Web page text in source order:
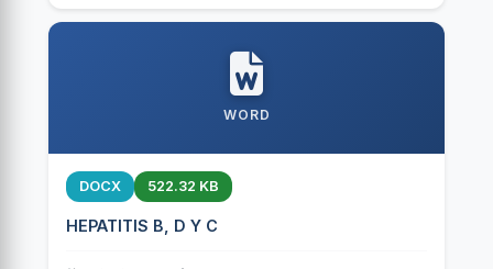
WORD
DOCX 522.32 KB
HEPATITIS B, D Y C